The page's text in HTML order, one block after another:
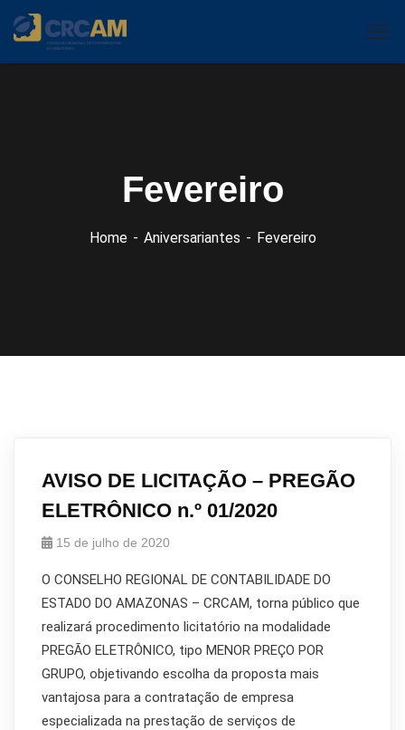
Fevereiro
Home Aniversariantes Fevereiro
AVISO DE LICITAÇÃO – PREGÃO
ELETRÔNICO n.º 01/2020
15 de julho de 2020
O CONSELHO REGIONAL DE CONTABILIDADE DO
ESTADO DO AMAZONAS – CRCAM, torna público que
realizará procedimento licitatório na modalidade
PREGÃO ELETRÔNICO, tipo MENOR PREÇO POR
GRUPO, objetivando escolha da proposta mais
vantajosa para a contratação de empresa
especializada na prestação de serviços de